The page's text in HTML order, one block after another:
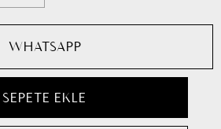
WHATSAPP